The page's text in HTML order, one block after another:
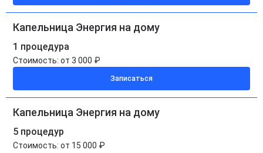
Капельница Энергия на дому
1 процедура
Стоимость: от 3 000 ₽
Записаться
Капельница Энергия на дому
5 процедур
Стоимость: от 15 000 ₽